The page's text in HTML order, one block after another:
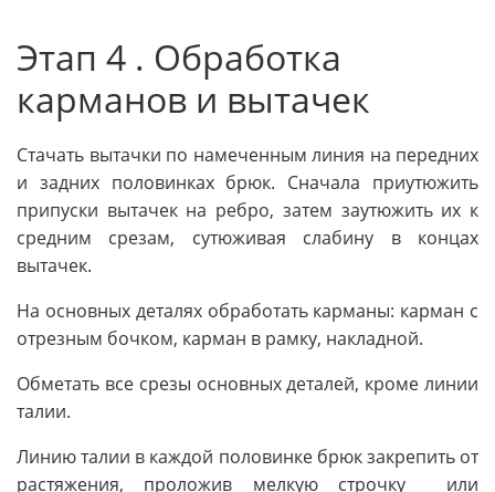
Этап 4 . Обработка
карманов и вытачек
Стачать вытачки по намеченным линия на передних
и задних половинках брюк. Сначала приутюжить
припуски вытачек на ребро, затем заутюжить их к
средним срезам, сутюживая слабину в концах
вытачек.
На основных деталях обработать карманы: карман с
отрезным бочком, карман в рамку, накладной.
Обметать все срезы основных деталей, кроме линии
талии.
Линию талии в каждой половинке брюк закрепить от
растяжения, проложив мелкую строчку или